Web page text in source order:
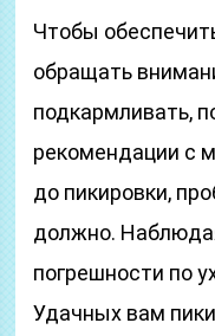
Чтобы
обращать
подкармливать,
рекомендации с
до пикировки,
должно.
погрешности по
Удачных вам